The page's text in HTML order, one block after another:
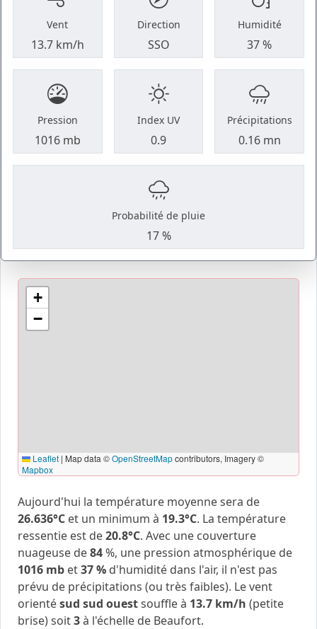
Vent
13.7 km/h
Direction
SSO
Humidité
37 %
Pression
1016 mb
Index UV
0.9
Précipitations
0.16 mn
Probabilité de pluie
17 %
+
−
Leaflet | Map data ©OpenStreetMapcontributors, Imagery ©
Mapbox
Aujourd'hui la température moyenne sera de
26.636°C et un minimum à 19.3°C. La température
ressentie est de20.8°C. Avec une couverture
nuageuse de84%, une pression atmosphérique de
1016 mb et37 % d'humidité dans l'air, il n'est pas
prévu de précipitations (ou très faibles). Le vent
orientésud sud ouestsouffle à 13.7 km/h (petite
brise) soit3à l'échelle de Beaufort.